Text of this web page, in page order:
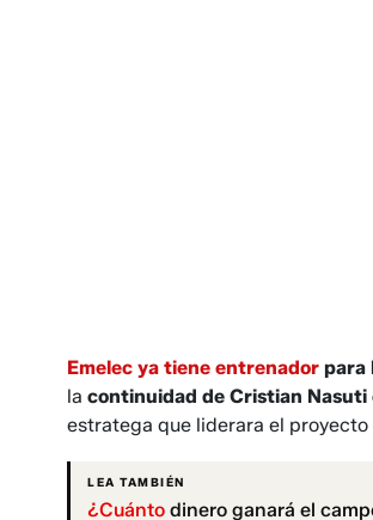
Emelec ya tiene entrenador para
la continuidad de Cristian
estratega que liderara el
LEA TAMBIÉN
¿Cuánto dinero ganará el